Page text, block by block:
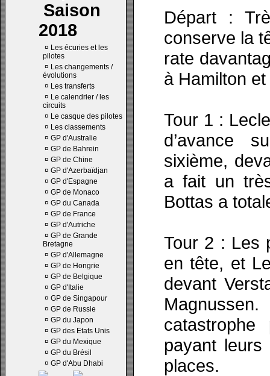
Saison
2018
¤ Les écuries et les
pilotes
¤ Les changements /
évolutions
¤ Les transferts
¤ Le calendrier / les
circuits
¤ Le casque des pilotes
¤ Les classements
¤ GP d'Australie
¤ GP de Bahrein
¤ GP de Chine
¤ GP d'Azerbaïdjan
¤ GP d'Espagne
¤ GP de Monaco
¤ GP du Canada
¤ GP de France
¤ GP d'Autriche
¤ GP de Grande
Bretagne
¤ GP d'Allemagne
¤ GP de Hongrie
¤ GP de Belgique
¤ GP d'Italie
¤ GP de Singapour
¤ GP de Russie
¤ GP du Japon
¤ GP des Etats Unis
¤ GP du Mexique
¤ GP du Brésil
¤ GP d'Abu Dhabi
Départ :
conserve la
rate
à Hamilton
Tour 1 :
d’avance
sixième,
a fait un
Bottas a
Tour 2 : Les
en tête, et
devant
payant
places.